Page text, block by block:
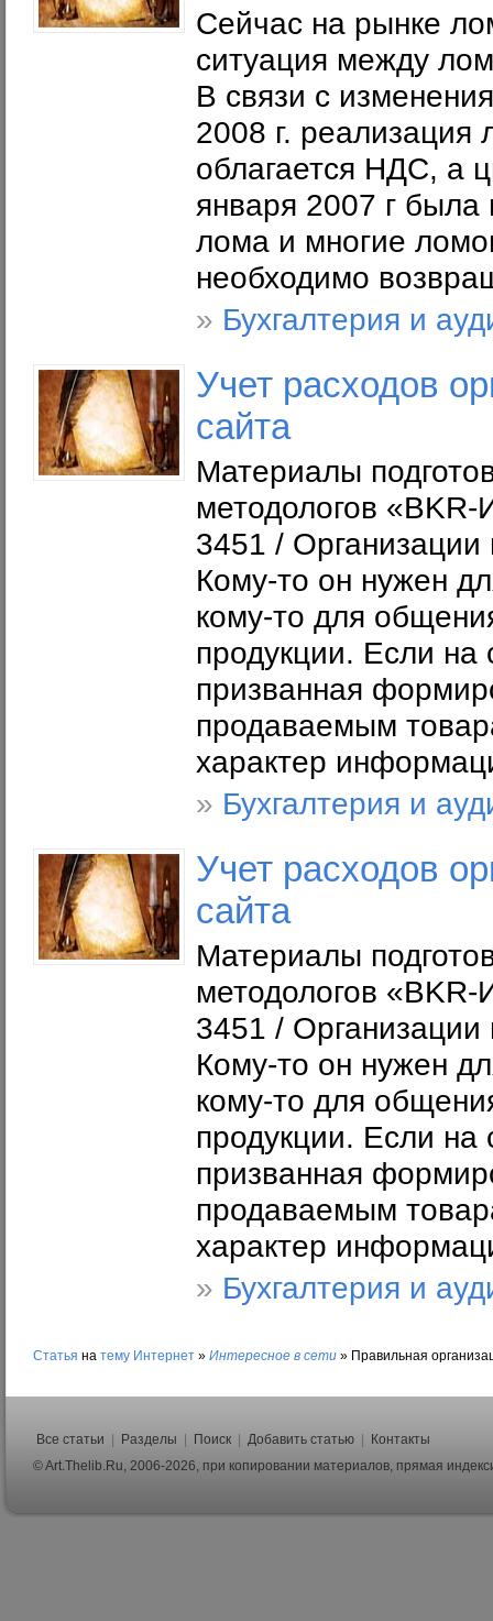
Сейчас на рынке
ситуация между
В связи с
2008 г. реализация
облагается НДС, а
января 2007 г была
лома и многие
необходимо
» Бухгалтерия и
Учет расходов
сайта
Материалы
методологов
3451 / Организации
Кому-то он нужен
кому-то для
продукции. Если
призванная
продаваемым
характер
» Бухгалтерия и
Учет расходов
сайта
Материалы
методологов
3451 / Организации
Кому-то он нужен
кому-то для
продукции. Если
призванная
продаваемым
характер
» Бухгалтерия и
Статья на тему Интернет » Интересное в сети » Правильная
Все статьи Разделы Поиск Добавить статью
Контакты
© Art.Thelib.Ru, 2006-2026, при копировании материалов, прямая